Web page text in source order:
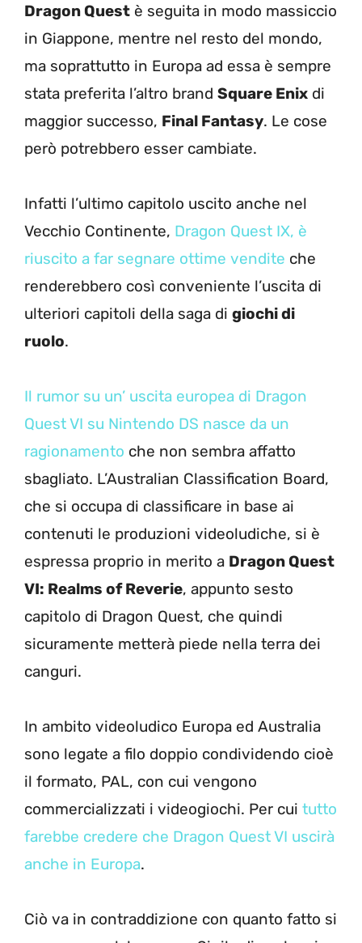
Dragon Quest è seguita in modo massiccio
in Giappone, mentre nel resto del mondo,
ma soprattutto in Europa ad essa è sempre
stata preferita l’altro brand Square Enix di
maggior successo, Final Fantasy. Le cose
però potrebbero esser cambiate.
Infatti l’ultimo capitolo uscito anche nel
Vecchio Continente, Dragon Quest IX, è
riuscito a far segnare ottime vendite che
renderebbero così conveniente l’uscita di
ulteriori capitoli della saga di giochi di
ruolo.
Il rumor su un’ uscita europea di Dragon
Quest VI su Nintendo DS nasce da un
ragionamento che non sembra affatto
sbagliato. L’Australian Classification Board,
che si occupa di classificare in base ai
contenuti le produzioni videoludiche, si è
espressa proprio in merito a Dragon Quest
VI: Realms of Reverie, appunto sesto
capitolo di Dragon Quest, che quindi
sicuramente metterà piede nella terra dei
canguri.
In ambito videoludico Europa ed Australia
sono legate a filo doppio condividendo cioè
il formato, PAL, con cui vengono
commercializzati i videogiochi. Per cui tutto
farebbe credere che Dragon Quest VI uscirà
anche in Europa.
Ciò va in contraddizione con quanto fatto si